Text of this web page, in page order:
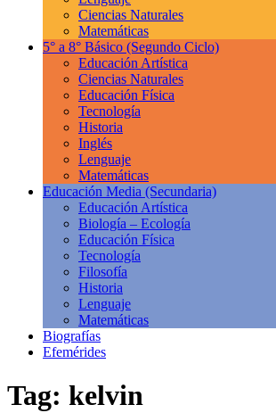
Ciencias Naturales
Matemáticas
5° a 8° Básico (Segundo Ciclo)
Educación Artística
Ciencias Naturales
Educación Física
Tecnología
Historia
Inglés
Lenguaje
Matemáticas
Educación Media (Secundaria)
Educación Artística
Biología – Ecología
Educación Física
Tecnología
Filosofía
Historia
Lenguaje
Matemáticas
Biografías
Efemérides
Tag: kelvin